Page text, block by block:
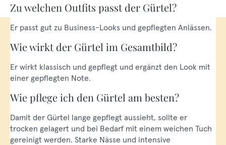
Zu welchen Outfits passt der Gürtel?
Er passt gut zu Business-Looks und gepflegten Anlässen.
Wie wirkt der Gürtel im Gesamtbild?
Er wirkt klassisch und gepflegt und ergänzt den Look mit
einer gepflegten Note.
Wie pflege ich den Gürtel am besten?
Damit der Gürtel lange gepflegt aussieht, sollte er
trocken gelagert und bei Bedarf mit einem weichen Tuch
gereinigt werden. Starke Nässe und intensive